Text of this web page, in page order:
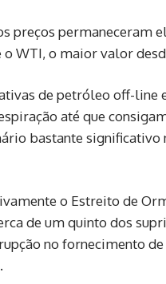
preços permaneceram
WTI, o maior valor
de petróleo off-
até que
bastante significativo
o Estreito de
de um quinto dos
no fornecimento